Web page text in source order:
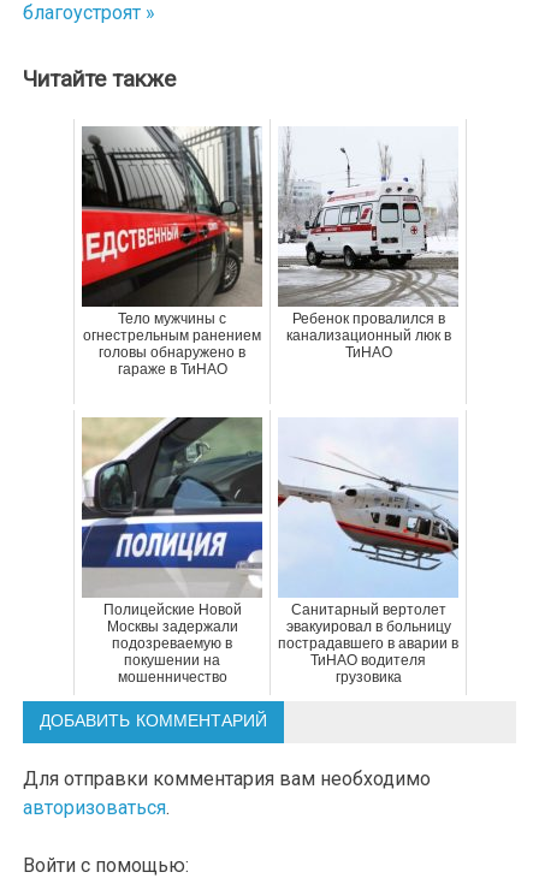
записям
благоустроят »
Читайте также
Тело мужчины с
огнестрельным ранением
головы обнаружено в
гараже в ТиНАО
Ребенок провалился в
канализационный люк в
ТиНАО
Полицейские Новой
Москвы задержали
подозреваемую в
покушении на
мошенничество
Санитарный вертолет
эвакуировал в больницу
пострадавшего в аварии в
ТиНАО водителя
грузовика
ДОБАВИТЬ КОММЕНТАРИЙ
Для отправки комментария вам необходимо
авторизоваться.
Войти с помощью: